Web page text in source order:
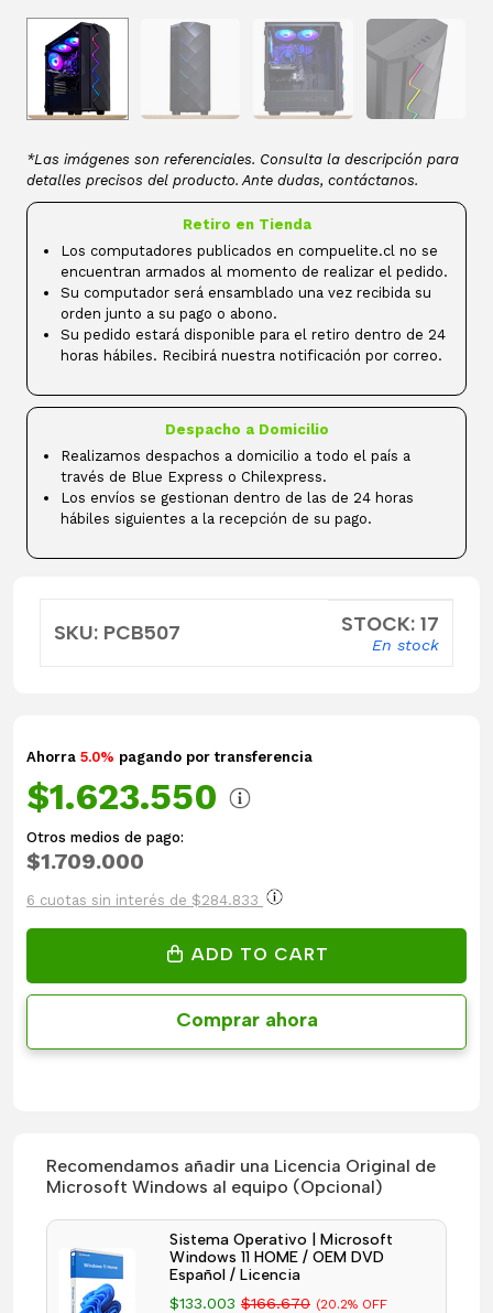
*Las imágenes son referenciales. Consulta la descripción para
detalles precisos del producto. Ante dudas, contáctanos.
Retiro en Tienda
Los computadores publicados en compuelite.cl no se
encuentran armados al momento de realizar el pedido.
Su computador será ensamblado una vez recibida su
orden junto a su pago o abono.
Su pedido estará disponible para el retiro dentro de 24
horas hábiles. Recibirá nuestra notificación por correo.
Despacho a Domicilio
Realizamos despachos a domicilio a todo el país a
través de Blue Express o Chilexpress.
Los envíos se gestionan dentro de las de 24 horas
hábiles siguientes a la recepción de su pago.
SKU: PCB507 STOCK: 17
En stock
Ahorra 5.0% pagando por transferencia
$1.623.550
Otros medios de pago:
$1.709.000
6 cuotas sin interés de $284.833
ADD TO CART
Comprar ahora
Recomendamos añadir una Licencia Original de
Microsoft Windows al equipo (Opcional)
Sistema Operativo | Microsoft
Windows 11 HOME / OEM DVD
Español / Licencia
$133.003 $166.670 (20.2% OFF